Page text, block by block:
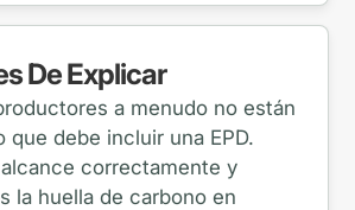
De Explicar
a menudo no están
que debe incluir una EPD.
correctamente y
la huella de carbono en